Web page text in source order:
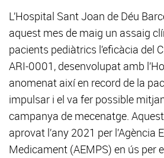
L’Hospital Sant Joan de Déu
aquest mes de maig un assaig
pacients pediàtrics l’eficàcia del
ARI-0001, desenvolupat amb
anomenat així en record de la
impulsar i el va fer possible
campanya de mecenatge.
aprovat l’any 2021 per l’Agència
Medicament (AEMPS) en ús per